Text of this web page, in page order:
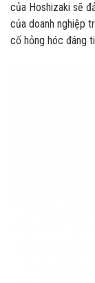
của Hoshizaki sẽ
của doanh nghiệp
cố hỏng hóc đáng